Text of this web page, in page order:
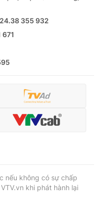
355 932
671
nếu không có sự chấp
khi phát hành lại